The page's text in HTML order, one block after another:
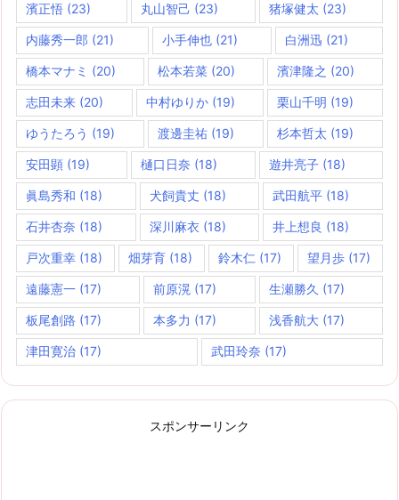
濱正悟 (23) 丸山智己 (23) 猪塚健太 (23)
内藤秀一郎 (21) 小手伸也(21) 白洲迅 (21)
橋本マナミ (20) 松本若菜 (20) 濱津隆之 (20)
志田未来 (20) 中村ゆりか(19) 栗山千明 (19)
ゆうたろう (19) 渡邊圭祐 (19) 杉本哲太 (19)
安田顕 (19) 樋口日奈 (18) 遊井亮子(18)
眞島秀和 (18) 犬飼貴丈 (18) 武田航平 (18)
石井杏奈 (18) 深川麻衣 (18) 井上想良 (18)
戸次重幸 (18) 畑芽育 (18) 鈴木仁 (17) 望月歩 (17)
遠藤憲一 (17) 前原滉 (17) 生瀬勝久 (17)
板尾創路 (17) 本多力 (17) 浅香航大(17)
津田寛治 (17) 武田玲奈 (17)
スポンサーリンク